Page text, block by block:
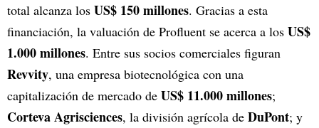
total alcanza los US$ 150 millones. Gracias a esta
financiación, la valuación de Profluent se acerca a los US$
1.000 millones. Entre sus socios comerciales figuran
Revvity, una empresa biotecnológica con una
capitalización de mercado de US$ 11.000 millones;
Corteva Agrisciences, la división agrícola de DuPont; y